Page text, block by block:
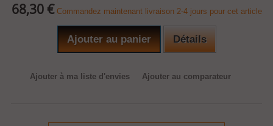
68,30 € Commandez maintenant livraison 2-4 jours pour cet article
Ajouter au panier Détails
Ajouter à ma liste d'envies Ajouter au comparateur